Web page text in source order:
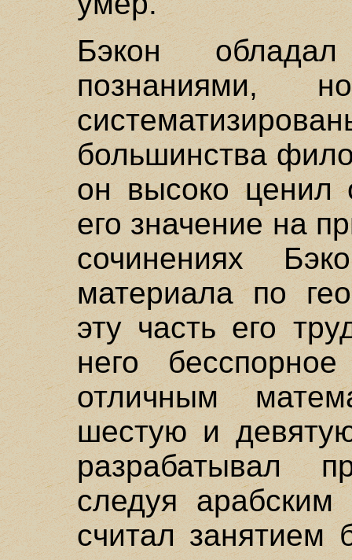
Бэкон обладал
большинства
он высоко ценил
его значение на
сочинениях
материала по
эту часть его
него
отличным
шестую и
разрабатывал
следуя арабским
считал занятием